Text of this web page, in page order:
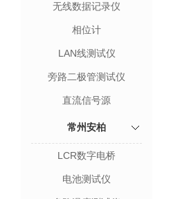
无线数据记录仪
相位计
LAN线测试仪
旁路二极管测试仪
直流信号源
常州安柏
LCR数字电桥
电池测试仪